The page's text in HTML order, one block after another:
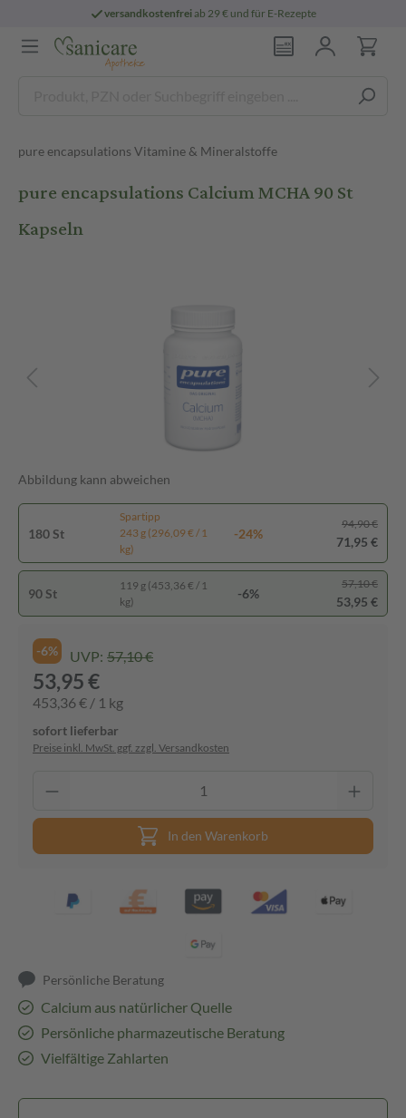
versandkostenfreiab 29 € und für E-Rezepte
pure encapsulations Vitamine & Mineralstoffe
pure encapsulations Calcium MCHA 90 St
Kapseln
Abbildung kann abweichen
180 St
Spartipp
243 g (296,09 € / 1
kg)
-24%
94,90 €
71,95 €
90 St
119 g (453,36 € / 1
kg)
-6%
57,10 €
53,95 €
-6% UVP: 57,10 €
53,95 €
453,36 € / 1 kg
sofort lieferbar
Preise inkl. MwSt. ggf. zzgl. Versandkosten
In den Warenkorb
Persönliche Beratung
Calcium aus natürlicher Quelle
Persönliche pharmazeutische Beratung
Vielfältige Zahlarten